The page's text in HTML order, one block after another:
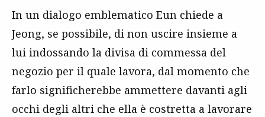
In un dialogo emblematico Eun chiede a
Jeong, se possibile, di non uscire insieme a
lui indossando la divisa di commessa del
negozio per il quale lavora, dal momento che
farlo significherebbe ammettere davanti agli
occhi degli altri che ella è costretta a lavorare